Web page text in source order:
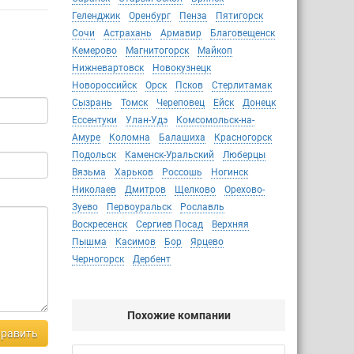
Геленджик
Оренбург Пенза
Пятигорск
Сочи
Астрахань Армавир
Благовещенск
Кемерово
Магнитогорск
Майкоп
Нижневартовск
Новокузнецк
Новороссийск
Орск Псков
Стерлитамак
Сызрань
Томск Череповец Ейск
Донецк
Ессентуки
Улан-Удэ
Комсомольск-на-
Амуре
Коломна Балашиха
Красногорск
Подольск
Каменск-Уральский
Люберцы
Вязьма
Харьков Россошь
Ногинск
Николаев
Дмитров Щелково
Орехово-
Зуево
Первоуральск
Рославль
Воскресенск
Сергиев Посад
Верхняя
Пышма
Касимов Бор
Ярцево
Черногорск
Дербент
Похожие компании